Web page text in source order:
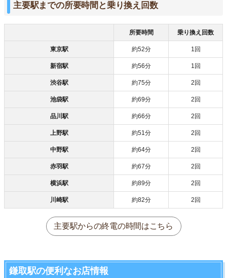
主要駅までの所要時間と乗り換え回数
所要時間 乗り換え回数
東京駅 約52分 1回
新宿駅 約56分 1回
渋谷駅 約75分 2回
池袋駅 約69分 2回
品川駅 約66分 2回
上野駅 約51分 2回
中野駅 約64分 2回
赤羽駅 約67分 2回
横浜駅 約89分 2回
川崎駅 約82分 2回
主要駅からの終電の時間はこちら
鎌取駅の便利なお店情報